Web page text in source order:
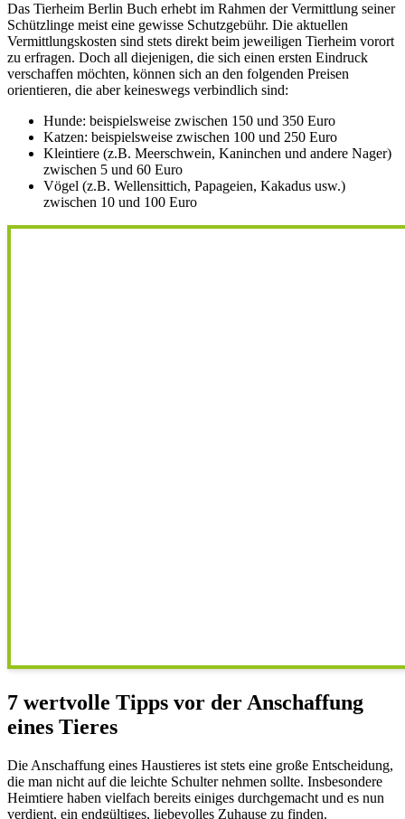
Das Tierheim Berlin Buch erhebt im Rahmen der Vermittlung seiner
Schützlinge meist eine gewisse Schutzgebühr. Die aktuellen
Vermittlungskosten sind stets direkt beim jeweiligen Tierheim vorort
zu erfragen. Doch all diejenigen, die sich einen ersten Eindruck
verschaffen möchten, können sich an den folgenden Preisen
orientieren, die aber keineswegs verbindlich sind:
Hunde: beispielsweise zwischen 150 und 350 Euro
Katzen: beispielsweise zwischen 100 und 250 Euro
Kleintiere (z.B. Meerschwein, Kaninchen und andere Nager)
zwischen 5 und 60 Euro
Vögel (z.B. Wellensittich, Papageien, Kakadus usw.)
zwischen 10 und 100 Euro
7 wertvolle Tipps vor der Anschaffung
eines Tieres
Die Anschaffung eines Haustieres ist stets eine große Entscheidung,
die man nicht auf die leichte Schulter nehmen sollte. Insbesondere
Heimtiere haben vielfach bereits einiges durchgemacht und es nun
verdient, ein endgültiges, liebevolles Zuhause zu finden.